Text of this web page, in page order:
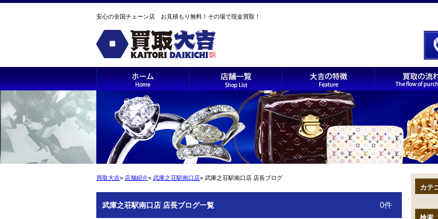
安心の全国チェーン店 お見積もり無料！その場で現金買取！
カテ
買取大吉» 店舗紹介» 武庫之荘駅南口店» 武庫之荘駅南口店 店長ブログ
武庫之荘駅南口店 店長ブログ一覧 0件